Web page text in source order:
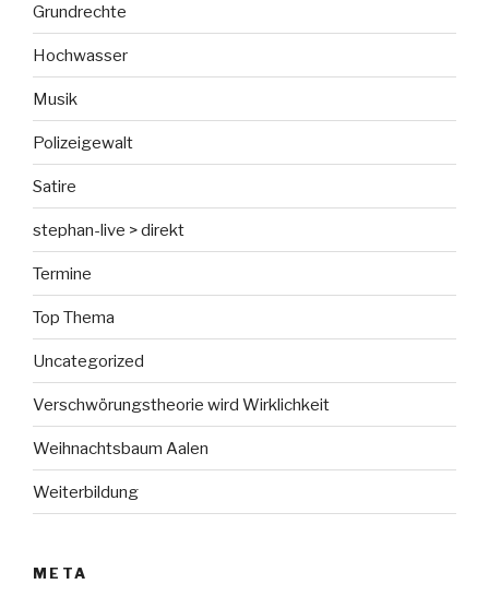
Grundrechte
Hochwasser
Musik
Polizeigewalt
Satire
stephan-live > direkt
Termine
Top Thema
Uncategorized
Verschwörungstheorie wird Wirklichkeit
Weihnachtsbaum Aalen
Weiterbildung
META